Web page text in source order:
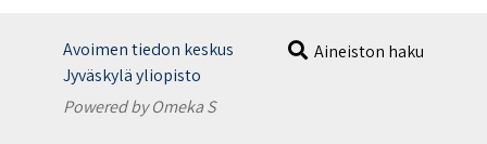
Avoimen tiedon keskus
Jyväskylä yliopisto
Aineiston haku
Powered by Omeka S